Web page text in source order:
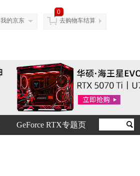
我的京东
0
去购物车结算
GeForce RTX专题页